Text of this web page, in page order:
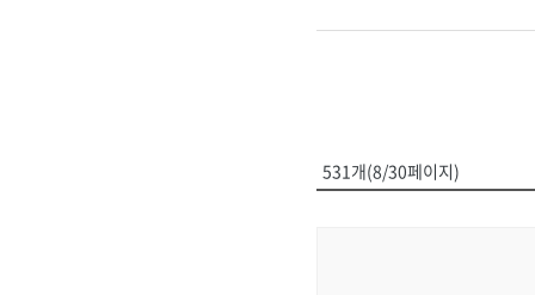
531개(8/30페이지)